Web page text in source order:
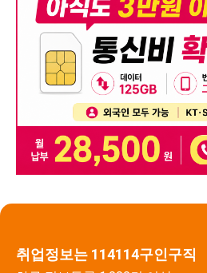
취업정보는 114114구인구직